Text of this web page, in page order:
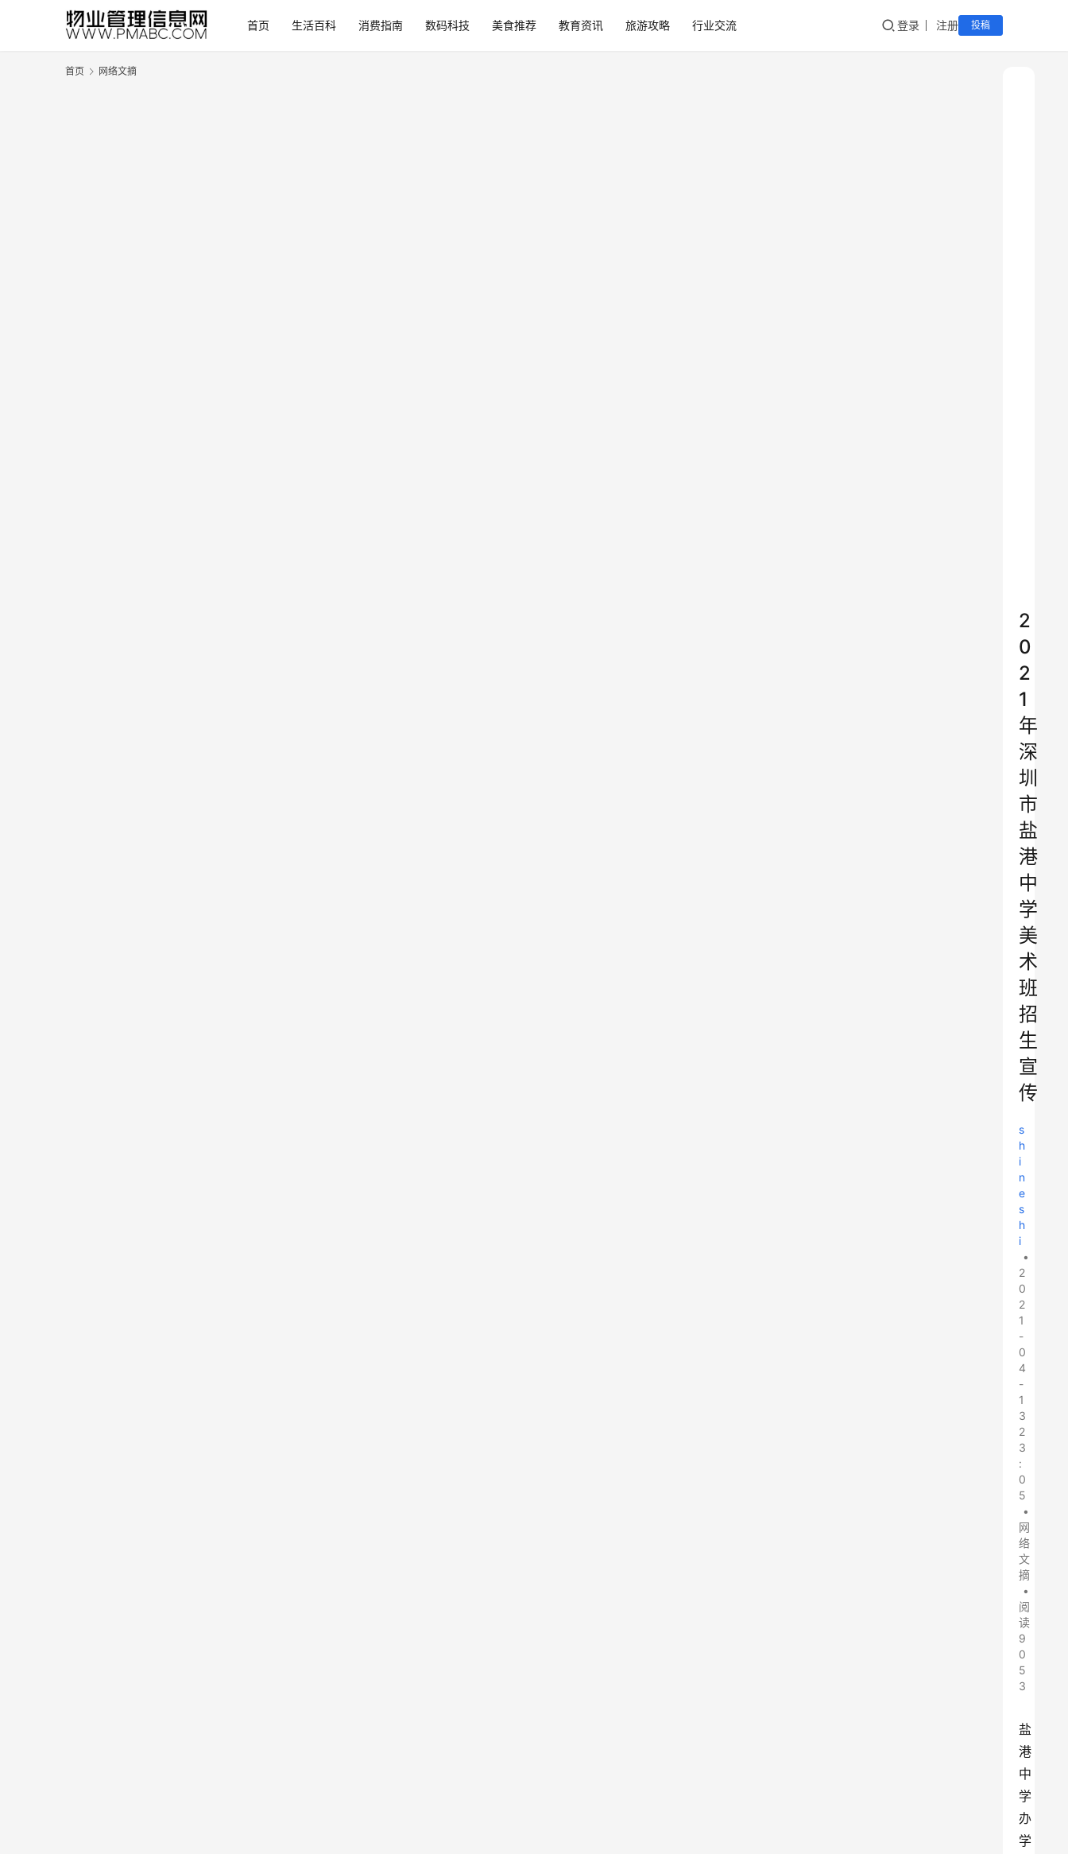
首页 生活百科 消费指南 数码科技 美食推荐 教育资讯 旅游攻略 行业交流 登录 注册 投稿
首页 网络文摘
2
0
2
1
年
深
圳
市
盐
港
中
学
美
术
班
招
生
宣
传
s
h
i
n
e
s
h
i
•
2
0
2
1
-
0
4
-
1
3
2
3
:
0
5
•
网
络
文
摘
•
阅
读
9
0
5
3
盐
港
中
学
办
学